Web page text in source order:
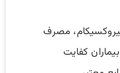
مصرف
کفایت